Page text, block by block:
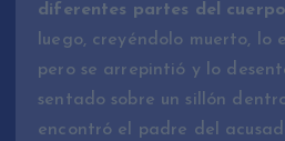
diferentes partes del
luego, creyéndolo muerto, lo
pero se arrepintió y lo
sentado sobre un sillón
encontró el padre del